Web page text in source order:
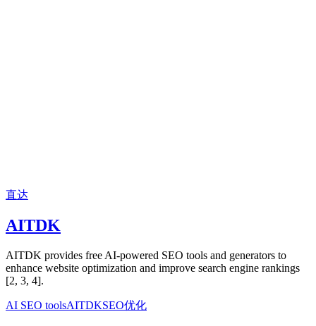
直达
AITDK
AITDK provides free AI-powered SEO tools and generators to
enhance website optimization and improve search engine rankings
[2, 3, 4].
AI SEO toolsAITDKSEO优化